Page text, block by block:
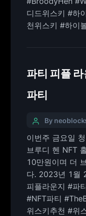
디드위스키 #하
천위스키 #하이
파티 피플
파티
By
이번주 금요일
브루디 헨 NFT
10만원이며 더
다. 2023년 1월
피플라운지 #파
#NFT파티
위스키추천 #위